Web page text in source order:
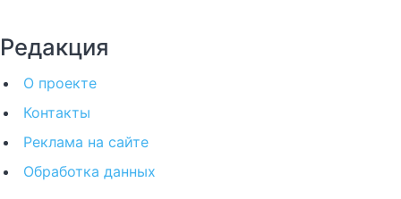
Редакция
О проекте
Контакты
Реклама на сайте
Обработка данных